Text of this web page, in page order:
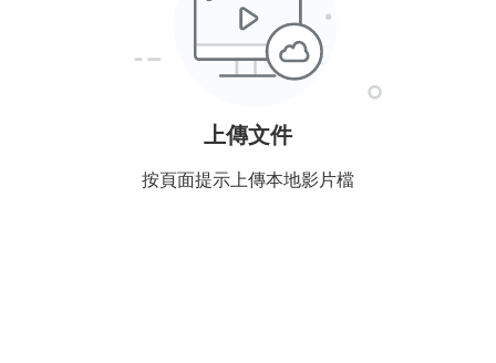
上傳文件
按頁面提示上傳本地影片檔